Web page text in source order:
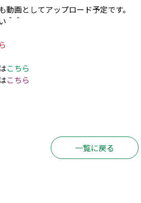
動画としてアップロード予定です。
＾＾
こちら
こちら
一覧に戻る